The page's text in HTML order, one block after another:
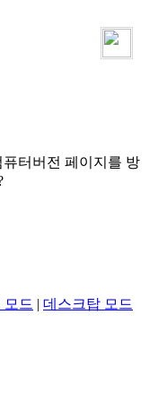
터버전 페이지를 방
모드 | 데스크탑 모드